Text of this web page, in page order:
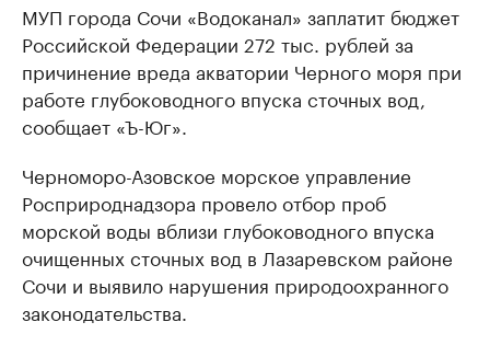
МУП города Сочи «Водоканал» заплатит бюджет
Российской Федерации 272 тыс. рублей за
причинение вреда акватории Черного моря при
работе глубоководного впуска сточных вод,
сообщает «Ъ-Юг».
Черноморо-Азовское морское управление
Росприроднадзора провело отбор проб
морской воды вблизи глубоководного впуска
очищенных сточных вод в Лазаревском районе
Сочи и выявило нарушения природоохранного
законодательства.